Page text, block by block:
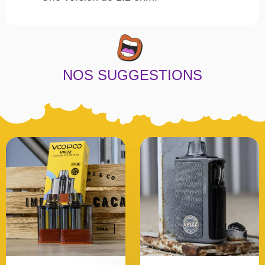
NOS SUGGESTIONS